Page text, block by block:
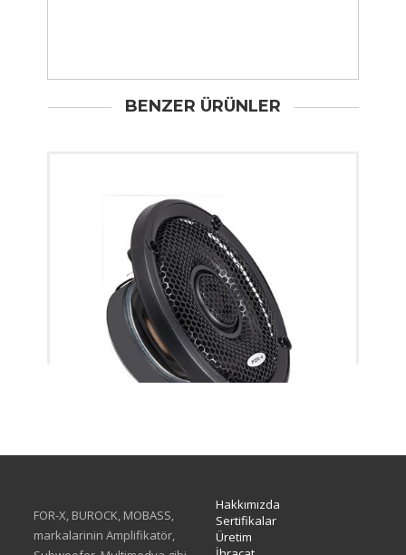
BENZER ÜRÜNLER
FOR-X, BUROCK, MOBASS,
markalarinin Amplifikatör,
Hakkımızda
Sertifikalar
Üretim